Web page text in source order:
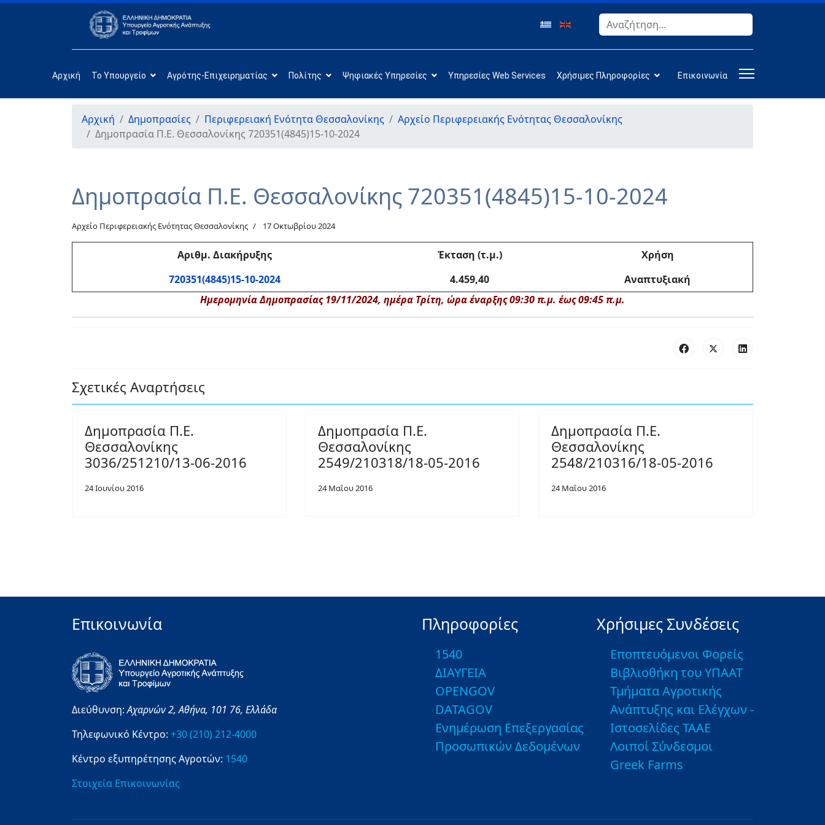
Αναζήτηση
Αρχική Το Υπουργείο Αγρότης-Επιχειρηματίας Πολίτης Ψηφιακές Υπηρεσίες Υπηρεσίες Web Services Χρήσιμες Πληροφορίες Επικοινωνία
Αρχική Δημοπρασίες Περιφερειακή Ενότητα Θεσσαλονίκης
Αρχείο Περιφερειακής Ενότητας Θεσσαλονίκης
Δημοπρασία Π.Ε. Θεσσαλονίκης 720351(4845)15-10-2024
Δημοπρασία Π.Ε. Θεσσαλονίκης 720351(4845)15-10-2024
Αρχείο Περιφερειακής Ενότητας Θεσσαλονίκης 17 Οκτωβρίου 2024
Αριθμ. Διακήρυξης Έκταση (τ.μ.)
Χρήση
720351(4845)15-10-2024
4.459,40
Αναπτυξιακή
Ημερομηνία Δημοπρασίας 19/11/2024, ημέρα Τρίτη, ώρα έναρξης 09:30 π.μ. έως 09:45 π.μ.
Σχετικές Αναρτήσεις
Δημοπρασία Π.Ε.
Θεσσαλονίκης
3036/251210/13-06-2016
24 Ιουνίου 2016
Δημοπρασία Π.Ε.
Θεσσαλονίκης
2549/210318/18-05-2016
24 Μαΐου 2016
Δημοπρασία Π.Ε.
Θεσσαλονίκης
2548/210316/18-05-2016
24 Μαΐου 2016
Επικοινωνία
Διεύθυνση:Αχαρνών 2,Αθήνα, 101 76, Ελλάδα
Τηλεφωνικό Κέντρο: +30 (210) 212-4000
Κέντρο εξυπηρέτησης Αγροτών: 1540
Στοιχεία Επικοινωνίας
Πληροφορίες
1540
ΔΙΑΥΓΕΙΑ
OPENGOV
DATAGOV
Ενημέρωση Επεξεργασίας
Προσωπικών Δεδομένων
Χρήσιμες Συνδέσεις
Εποπτευόμενοι Φορείς
Βιβλιοθήκη του ΥΠΑΑΤ
Τμήματα Αγροτικής
Ανάπτυξης και Ελέγχων -
Ιστοσελίδες ΤΑΑΕ
Λοιποί Σύνδεσμοι
Greek Farms